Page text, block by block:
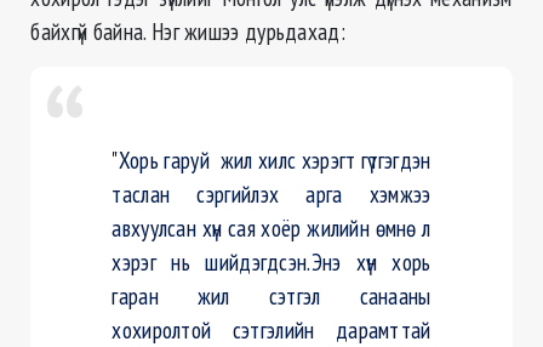
байхгүй байна. Нэг жишээ дурьдахад:
"Хорь гаруй жил хилс хэрэгт гүтгэгдэн
таслан сэргийлэх арга хэмжээ
авхуулсан хүн сая хоёр жилийн өмнө л
хэрэг нь шийдэгдсэн.Энэ хүн хорь
гаран жил сэтгэл санааны
хохиролтой сэтгэлийн дарамттай